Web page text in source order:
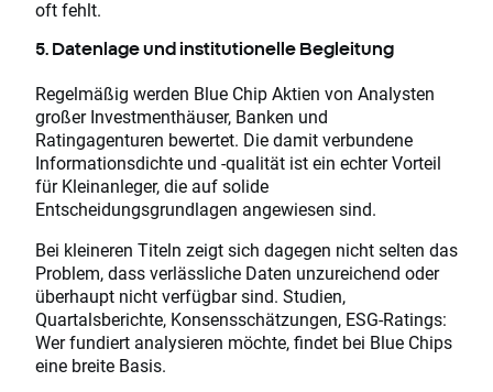
oft fehlt.
5. Datenlage und institutionelle Begleitung
Regelmäßig werden Blue Chip Aktien von Analysten
großer Investmenthäuser, Banken und
Ratingagenturen bewertet. Die damit verbundene
Informationsdichte und -qualität ist ein echter Vorteil
für Kleinanleger, die auf solide
Entscheidungsgrundlagen angewiesen sind.
Bei kleineren Titeln zeigt sich dagegen nicht selten das
Problem, dass verlässliche Daten unzureichend oder
überhaupt nicht verfügbar sind. Studien,
Quartalsberichte, Konsensschätzungen, ESG-Ratings:
Wer fundiert analysieren möchte, findet bei Blue Chips
eine breite Basis.